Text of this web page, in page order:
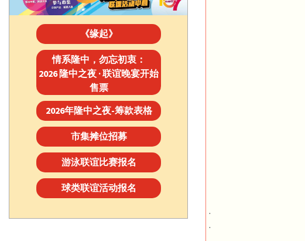
.
.
《缘起》
情系隆中，勿忘初衷：
2026 隆中之夜 · 联谊晚宴开始
售票
2026年隆中之夜-筹款表格
市集摊位招募
游泳联谊比赛报名
球类联谊活动报名